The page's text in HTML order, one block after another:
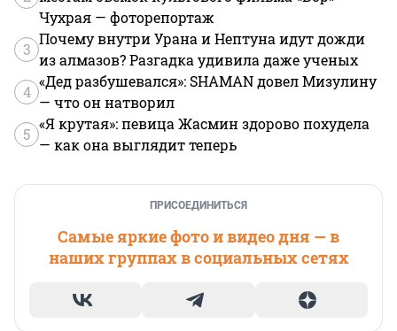
Чухрая — фоторепортаж
3
Почему внутри Урана и Нептуна идут дожди
из алмазов? Разгадка удивила даже ученых
4
«Дед разбушевался»: SHAMAN довел Мизулину
— что он натворил
5
«Я крутая»: певица Жасмин здорово похудела
— как она выглядит теперь
ПРИСОЕДИНИТЬСЯ
Самые яркие фото и видео дня — в
наших группах в социальных сетях